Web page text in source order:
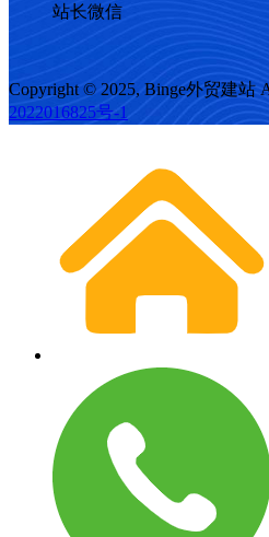
站长微信
Copyright © 2025, Binge外贸建站
2022016825号-1